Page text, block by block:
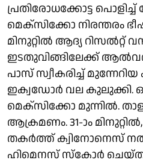
പ്രതിരോധക്കോട്ട
മെക്സിക്കോ നിരന്തരം
മിനുറ്റില്‍ ആദ്യ റിസല്‍റ്റ്
ഇടതുവിങ്ങിലേക്ക്
പാസ് സ്വീകരിച്ച്
ഇക്വഡോര്‍ വല കുലുക്കി.
മെക്സിക്കോ മുന്നില്‍.
ആക്രമണം. 31-ാം
തകര്‍ത്ത് ക്വിനോനെസ്
ഹിമെനസ് സ്കോര്‍